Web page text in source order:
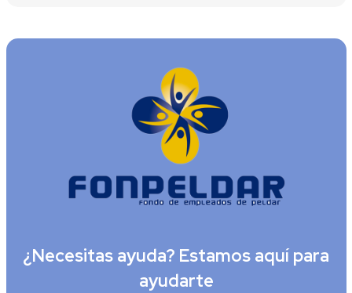
¿Necesitas ayuda? Estamos aquí para
ayudarte